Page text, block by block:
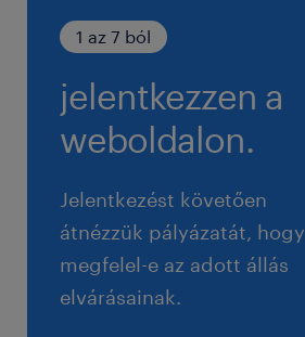
1 az 7 ból
jelentkezzen a
weboldalon.
Jelentkezést követően
átnézzük pályázatát, hogy
megfelel-e az adott állás
elvárásainak.